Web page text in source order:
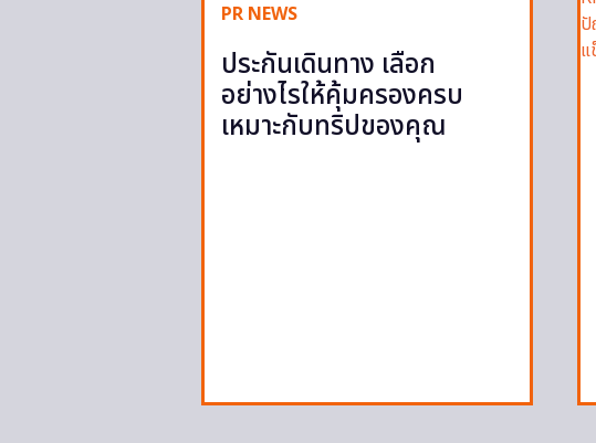
PR NEWS
ประกันเดินทาง เลือก
อย่างไรให้คุ้มครองครบ
เหมาะกับทริปของคุณ